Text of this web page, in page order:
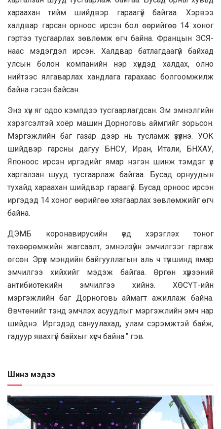
хараахан тийм шийдвэр гараагүй байгаа. Хэрвээ
халдвар гарсан орноос ирсэн бол өөрийгөө 14 хоног
гэртээ тусгаарлах зөвлөмж өгч байна. Францын ЭСЯ-
наас мэдэгдэл ирсэн. Халдвар батлагдаагүй байхад
улсын болон компанийн нэр хүндэд халдах, олно
нийтээс ялгаварлах хандлага гарахаас болгоомжилж
байна гэсэн байсан.
Энэ хүн яг одоо кэмпдээ тусгаарлагдсан. Эм эмнэлгийн
хэрэгсэлтэй хоёр машин Дорноговь аймгийг зорьсон.
Мэргэжлийн баг газар дээр нь тусламж үзүүлнэ. УОК
шийдвэр гарсны дагуу БНСУ, Иран, Итали, БНХАУ,
Японоос ирсэн иргэдийг ямар нэгэн шинж тэмдэг үл
харгалзан шууд тусгаарлаж байгаа. Бусад орнуудын
тухайд хараахан шийдвэр гараагүй. Бусад орноос ирсэн
иргэдэд 14 хоног өөрийгөө хязгаарлах зөвлөмжийг өгч
байна.
ДЭМБ коронавирусийн үед хэрэглэх тоног
төхөөрөмжийн жагсаалт, эмнэлзүйн эмчилгээг гаргаж
өгсөн. Эрүүл мэндийн байгууллагын аль ч түвшинд ямар
эмчилгээ хийхийг мэдэж байгаа. Өргөн хүрээний
антибиотекийн эмчилгээ хийнэ. ХӨСҮТ-ийн
мэргэжлийн баг Дорноговь аймагт ажиллаж байна.
Өвчтөнийг тэнд эмчлэх асуудлыг мэргэжлийн эмч нар
шийднэ. Иргэдэд сануулахад, улам сэрэмжтэй байж,
гадуур явахгүй байхыг хүсч байна.” гэв.
Шинэ мэдээ